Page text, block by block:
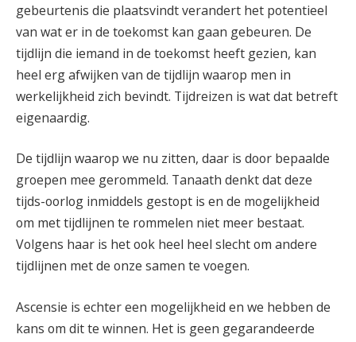
gebeurtenis die plaatsvindt verandert het potentieel
van wat er in de toekomst kan gaan gebeuren. De
tijdlijn die iemand in de toekomst heeft gezien, kan
heel erg afwijken van de tijdlijn waarop men in
werkelijkheid zich bevindt. Tijdreizen is wat dat betreft
eigenaardig.
De tijdlijn waarop we nu zitten, daar is door bepaalde
groepen mee gerommeld. Tanaath denkt dat deze
tijds-oorlog inmiddels gestopt is en de mogelijkheid
om met tijdlijnen te rommelen niet meer bestaat.
Volgens haar is het ook heel heel slecht om andere
tijdlijnen met de onze samen te voegen.
Ascensie is echter een mogelijkheid en we hebben de
kans om dit te winnen. Het is geen gegarandeerde